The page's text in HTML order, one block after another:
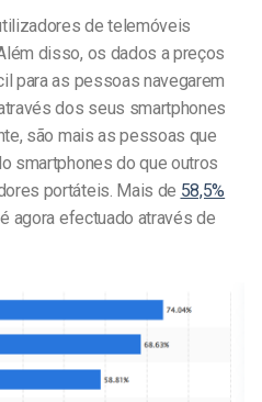
de telemóveis
disso, os dados a preços
para as pessoas navegarem
dos seus smartphones
são mais as pessoas que
smartphones do que outros
portáteis. Mais de 58,5%
agora efectuado através de